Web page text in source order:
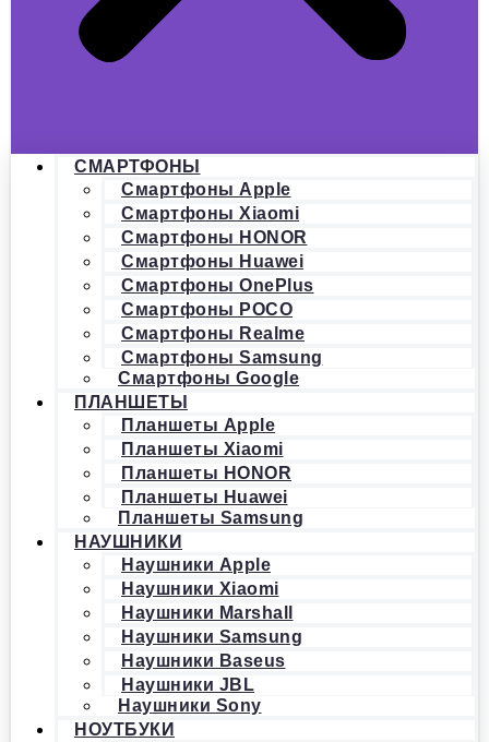
СМАРТФОНЫ
Смартфоны Apple
Смартфоны Xiaomi
Смартфоны HONOR
Смартфоны Huawei
Смартфоны OnePlus
Смартфоны POCO
Смартфоны Realme
Смартфоны Samsung
Смартфоны Google
ПЛАНШЕТЫ
Планшеты Apple
Планшеты Xiaomi
Планшеты HONOR
Планшеты Huawei
Планшеты Samsung
НАУШНИКИ
Наушники Apple
Наушники Xiaomi
Наушники Marshall
Наушники Samsung
Наушники Baseus
Наушники JBL
Наушники Sony
НОУТБУКИ